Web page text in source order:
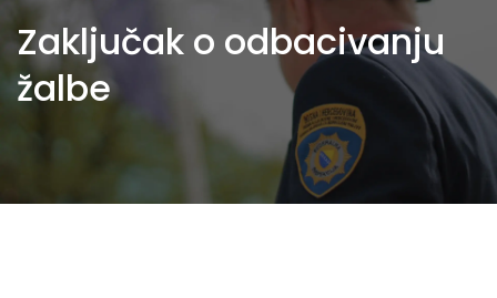
Zaključak o odbacivanju
žalbe